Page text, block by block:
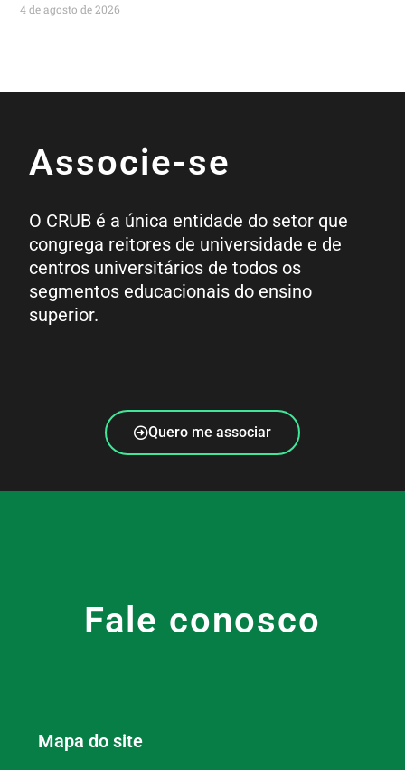
4 de agosto de 2026
Associe-se
O CRUB é a única entidade do setor que
congrega reitores de universidade e de
centros universitários de todos os
segmentos educacionais do ensino
superior.
Quero me associar
Fale conosco
Mapa do site